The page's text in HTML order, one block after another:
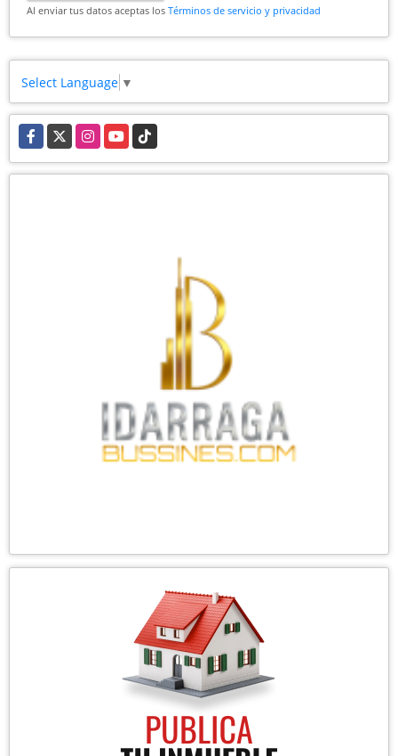
Al enviar tus datos aceptas los Términos de servicio y privacidad
Select Language ▼
Facebook
X InstagramYouTubeTikTok